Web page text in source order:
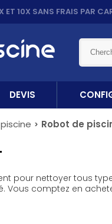
ET 10X SANS FRAIS PAR
DEVIS
Robot de
pour nettoyer tous
Vous comptez en